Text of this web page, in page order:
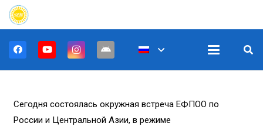
Сегодня состоялась окружная встреча ЕФПОО по
России и Центральной Азии, в режиме